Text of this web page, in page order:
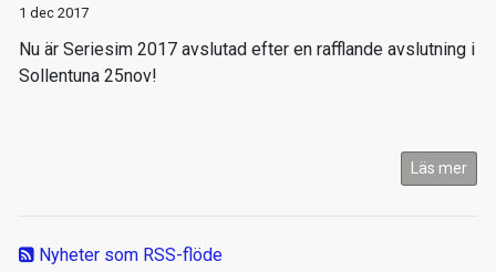
Nyheter som RSS-flöde
1 dec 2017
Nu är Seriesim 2017 avslutad efter en rafflande avslutning i
Sollentuna 25nov!
Läs mer